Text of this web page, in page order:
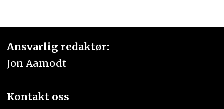
Ansvarlig redaktør:
Jon Aamodt
Kontakt oss